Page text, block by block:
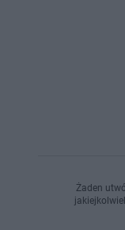
Żaden